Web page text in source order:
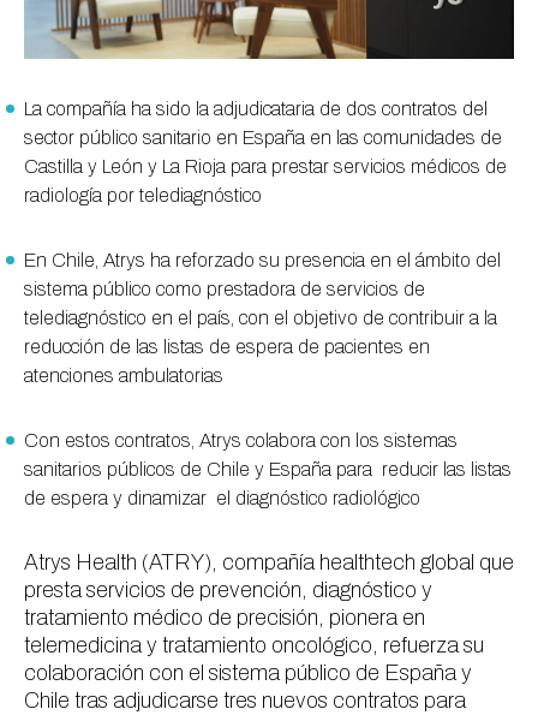
La compañía ha sido la adjudicataria de dos contratos del
sector público sanitario en España en las comunidades de
Castilla y León y La Rioja para prestar servicios médicos de
radiología por telediagnóstico
En Chile, Atrys ha reforzado su presencia en el ámbito del
sistema público como prestadora de servicios de
telediagnóstico en el país, con el objetivo de contribuir a la
reducción de las listas de espera de pacientes en
atenciones ambulatorias
Con estos contratos, Atrys colabora con los sistemas
sanitarios públicos de Chile y España para reducir las listas
de espera y dinamizar el diagnóstico radiológico
Atrys Health (ATRY), compañía healthtech global que
presta servicios de prevención, diagnóstico y
tratamiento médico de precisión, pionera en
telemedicina y tratamiento oncológico, refuerza su
colaboración con el sistema público de España y
Chile tras adjudicarse tres nuevos contratos para